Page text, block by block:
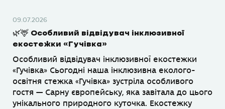
09.07.2026
🌿🦌 Особливий відвідувач інклюзивної
екостежки «Гучівка»
Особливий відвідувач інклюзивної екостежки
«Гучівка» Сьогодні наша інклюзивна еколого-
освітня стежка «Гучівка» зустріла особливого
гостя — Сарну європейську, яка завітала до цього
унікального природного куточка. Екостежку